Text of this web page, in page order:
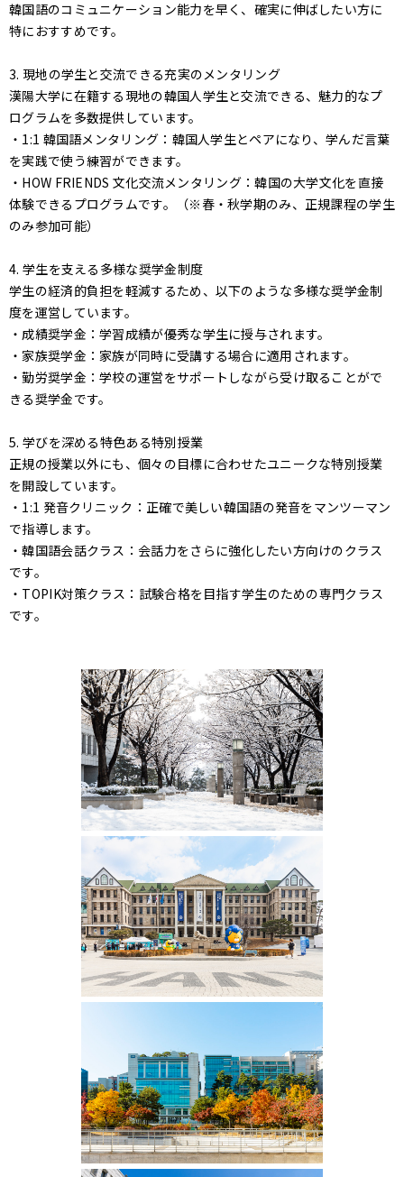
韓国語のコミュニケーション能力を早く、確実に伸ばしたい方に
特におすすめです。
3. 現地の学生と交流できる充実のメンタリング
漢陽大学に在籍する現地の韓国人学生と交流できる、魅力的なプ
ログラムを多数提供しています。
・1:1 韓国語メンタリング：韓国人学生とペアになり、学んだ言葉
を実践で使う練習ができます。
・HOW FRIENDS 文化交流メンタリング：韓国の大学文化を直接
体験できるプログラムです。（※春・秋学期のみ、正規課程の学生
のみ参加可能）
4. 学生を支える多様な奨学金制度
学生の経済的負担を軽減するため、以下のような多様な奨学金制
度を運営しています。
・成績奨学金：学習成績が優秀な学生に授与されます。
・家族奨学金：家族が同時に受講する場合に適用されます。
・勤労奨学金：学校の運営をサポートしながら受け取ることがで
きる奨学金です。
5. 学びを深める特色ある特別授業
正規の授業以外にも、個々の目標に合わせたユニークな特別授業
を開設しています。
・1:1 発音クリニック：正確で美しい韓国語の発音をマンツーマン
で指導します。
・韓国語会話クラス：会話力をさらに強化したい方向けのクラス
です。
・TOPIK対策クラス：試験合格を目指す学生のための専門クラス
です。